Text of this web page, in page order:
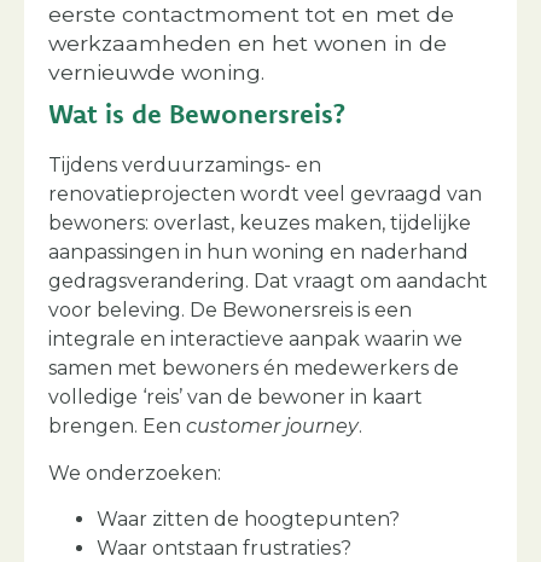
eerste contactmoment tot en met de
werkzaamheden en het wonen in de
vernieuwde woning.
Wat is de Bewonersreis?
Tijdens verduurzamings- en
renovatieprojecten wordt veel gevraagd van
bewoners: overlast, keuzes maken, tijdelijke
aanpassingen in hun woning en naderhand
gedragsverandering. Dat vraagt om aandacht
voor beleving. De Bewonersreis is een
integrale en interactieve aanpak waarin we
samen met bewoners én medewerkers de
volledige ‘reis’ van de bewoner in kaart
brengen. Een customer journey.
We onderzoeken:
Waar zitten de hoogtepunten?
Waar ontstaan frustraties?